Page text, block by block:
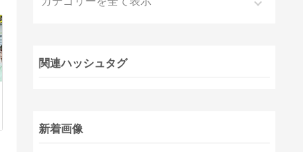
関連ハッシュタグ
新着画像